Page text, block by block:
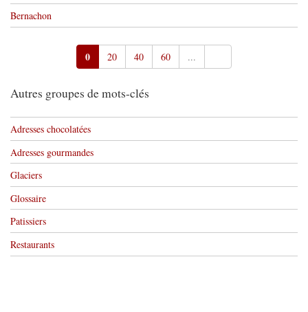
Bernachon
0 20 40 60 ...
Autres groupes de mots-clés
Adresses chocolatées
Adresses gourmandes
Glaciers
Glossaire
Patissiers
Restaurants